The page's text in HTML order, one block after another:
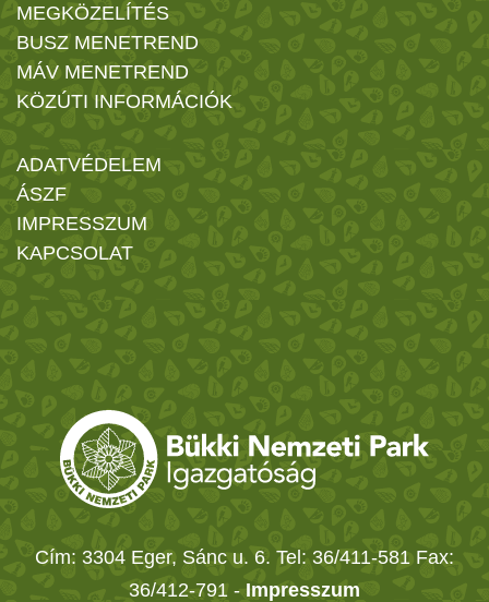
MEGKÖZELÍTÉS
BUSZ MENETREND
MÁV MENETREND
KÖZÚTI INFORMÁCIÓK
ADATVÉDELEM
ÁSZF
IMPRESSZUM
KAPCSOLAT
Cím: 3304 Eger, Sánc u. 6. Tel: 36/411-581 Fax:
36/412-791 - Impresszum